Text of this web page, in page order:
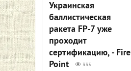
Украинская
баллистическая
ракета FP-7 уже
проходит
сертификацию, - Fire
Point
335